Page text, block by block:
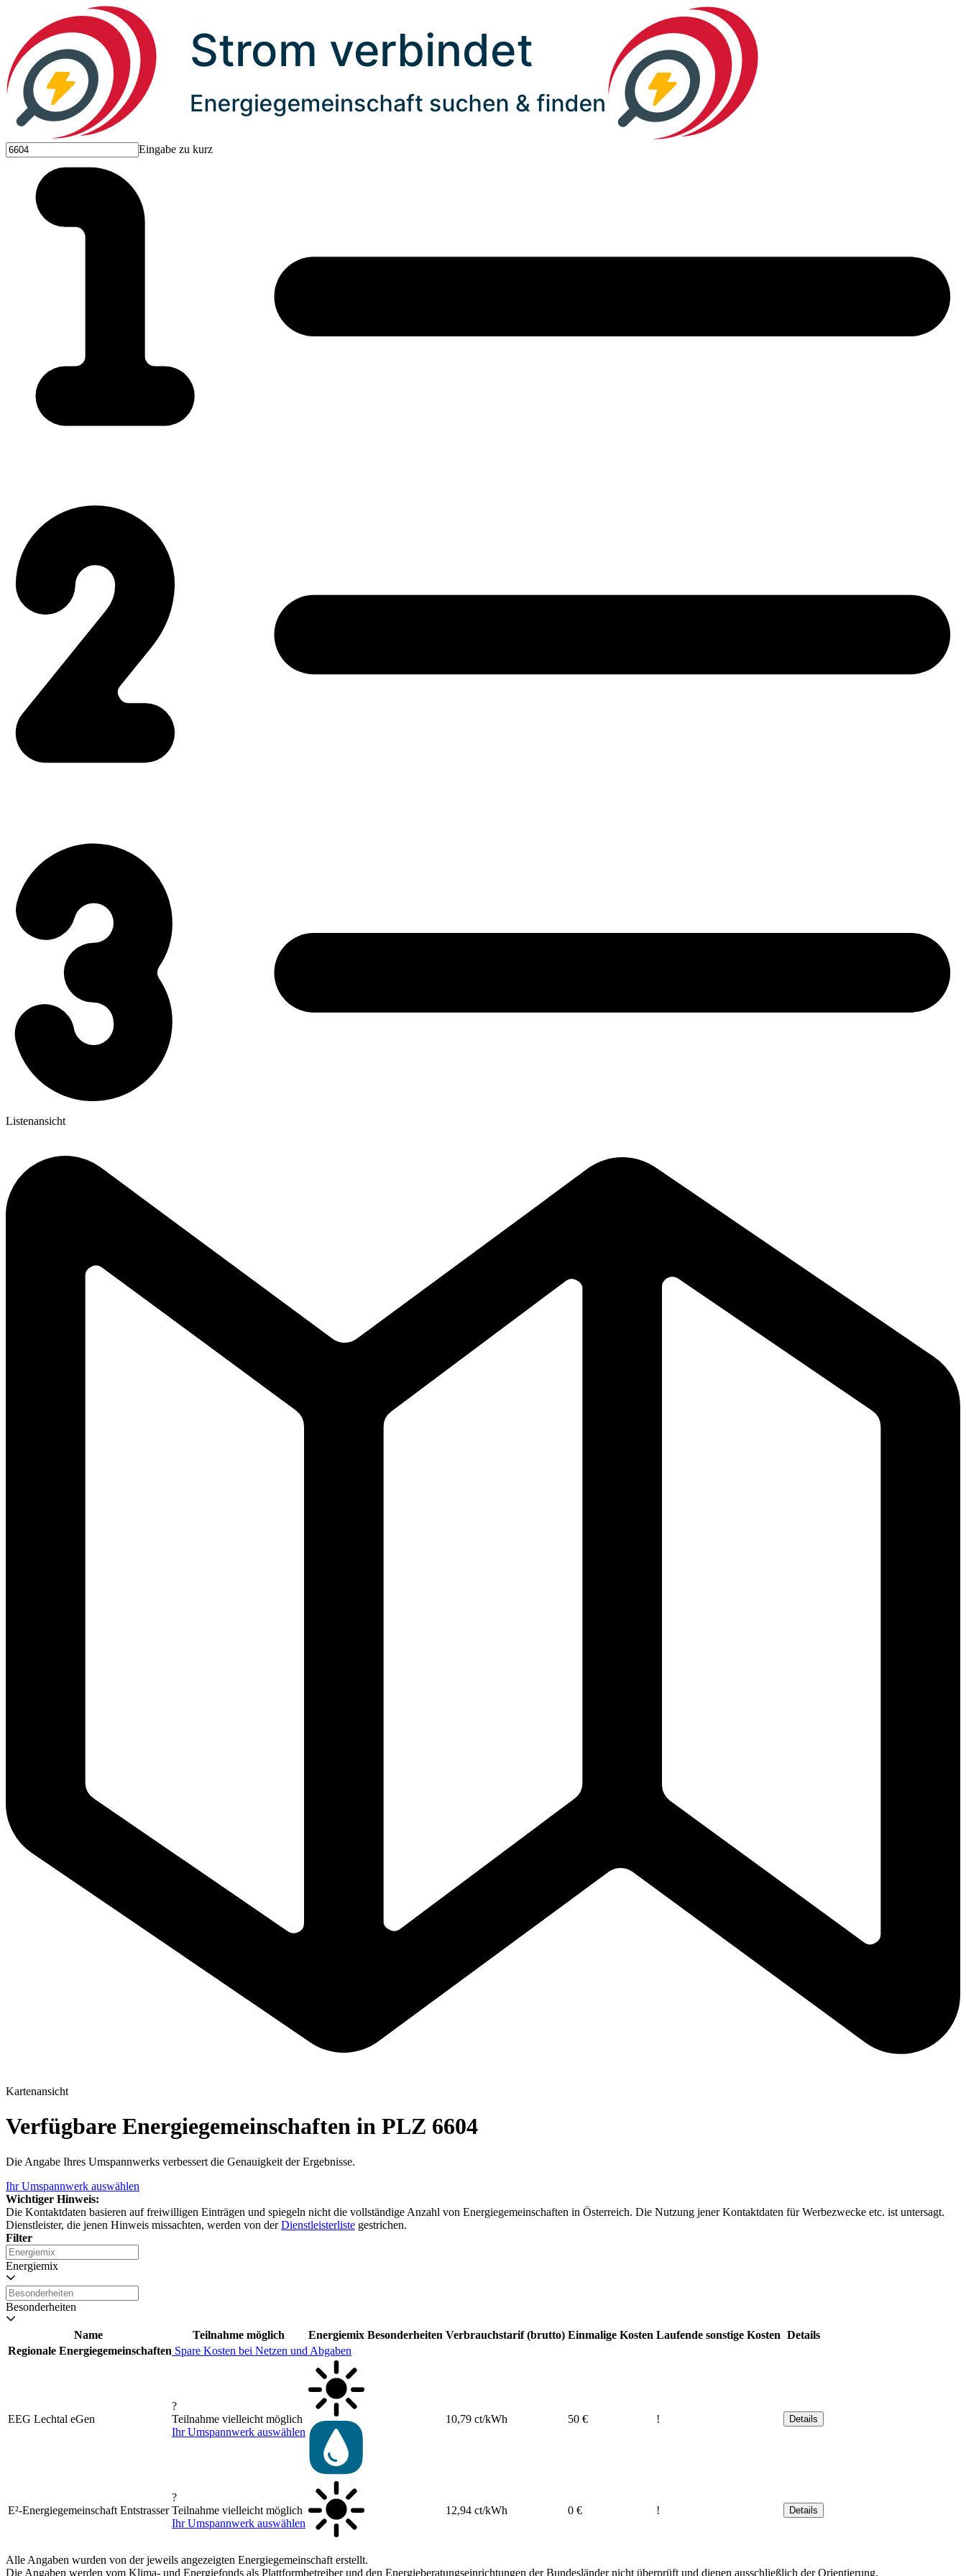
Eingabe zu kurz
Listenansicht
Kartenansicht
Verfügbare Energiegemeinschaften in PLZ 6604
Die Angabe Ihres Umspannwerks verbessert die Genauigkeit der Ergebnisse.
Ihr Umspannwerk auswählen
Wichtiger Hinweis:
Die Kontaktdaten basieren auf freiwilligen Einträgen und spiegeln nicht die vollständige Anzahl von Energiegemeinschaften in Österreich. Die Nutzung jener Kontaktdaten für Werbezwecke etc. ist untersagt.
Dienstleister, die jenen Hinweis missachten, werden von derDienstleisterliste gestrichen.
Filter
Energiemix
Besonderheiten
Name Teilnahme möglich Energiemix Besonderheiten Verbrauchstarif (brutto) Einmalige Kosten Laufende sonstige Kosten Details
Regionale Energiegemeinschaften Spare Kosten bei Netzen und Abgaben
EEG Lechtal eGen
?
Teilnahme vielleicht möglich
Ihr Umspannwerk auswählen
10,79 ct/kWh 50 € ! Details
E²-Energiegemeinschaft Entstrasser
?
Teilnahme vielleicht möglich
Ihr Umspannwerk auswählen
12,94 ct/kWh 0 € ! Details
Alle Angaben wurden von der jeweils angezeigten Energiegemeinschaft erstellt.
Die Angaben werden vom Klima- und Energiefonds als Plattformbetreiber und den Energieberatungseinrichtungen der Bundesländer nicht überprüft und dienen ausschließlich der Orientierung.